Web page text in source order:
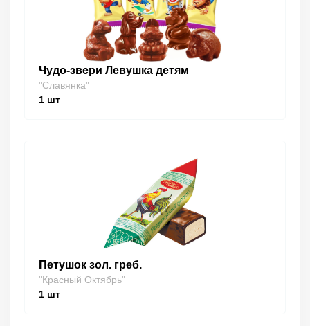
Чудо-звери Левушка детям
"Славянка"
1 шт
Петушок зол. греб.
"Красный Октябрь"
1 шт